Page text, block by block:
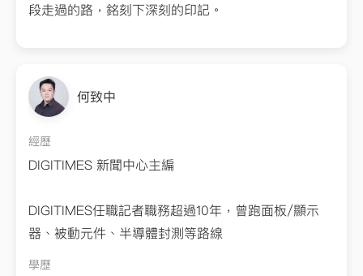
何致中
經歷
DIGITIMES 新聞中心主編
DIGITIMES任職記者職務超過10年，曾跑面板/顯示
器、被動元件、半導體封測等路線
學歷
段走過的路，銘刻下深刻的印記。